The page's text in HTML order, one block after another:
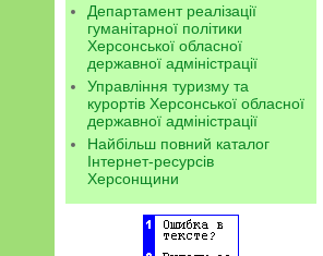
Департамент реалізації
гуманітарної політики
Херсонської обласної
державної адміністрації
Управління туризму та
курортів Херсонської обласної
державної адміністрації
Найбільш повний каталог
Інтернет-ресурсів
Херсонщини